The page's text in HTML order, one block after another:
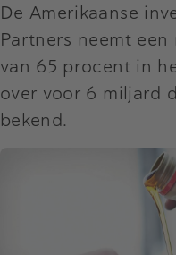
De Amerikaanse
Partners neemt
van 65 procent in
over voor 6 miljard
bekend.